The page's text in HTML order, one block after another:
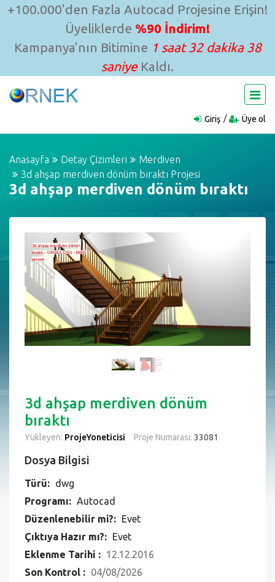
+100.000'den Fazla Autocad Projesine Erişin!
Üyeliklerde %90 İndirim!
Kampanya'nın Bitimine 1 saat 32 dakika 37
saniyeKaldı.
Giriş Üye ol
Anasayfa Detay Çizimleri
Merdiven
3d ahşap merdiven dönüm bıraktı Projesi
3d ahşap merdiven dönüm bıraktı
3d ahşap merdiven dönüm
bıraktı
Yükleyen: ProjeYoneticisi
Dosya Bilgisi
Türü: dwg
Programı: Autocad
Düzenlenebilir mi?: Evet
Çıktıya Hazır mı?: Evet